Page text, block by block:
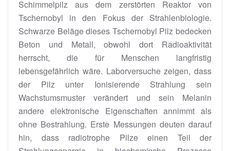
Schimmelpilz aus dem zerstörten Reaktor von
Tschernobyl in den Fokus der Strahlenbiologie.
Schwarze Beläge dieses Tschernobyl Pilz bedecken
Beton und Metall, obwohl dort Radioaktivität
herrscht, die für Menschen langfristig
lebensgefährlich wäre. Laborversuche zeigen, dass
der Pilz unter Ionisierende Strahlung sein
Wachstumsmuster verändert und sein Melanin
andere elektronische Eigenschaften annimmt als
ohne Bestrahlung. Erste Messungen deuten darauf
hin, dass radiotrophe Pilze einen Teil der